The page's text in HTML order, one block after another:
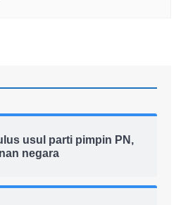
usul parti pimpin PN,
negara